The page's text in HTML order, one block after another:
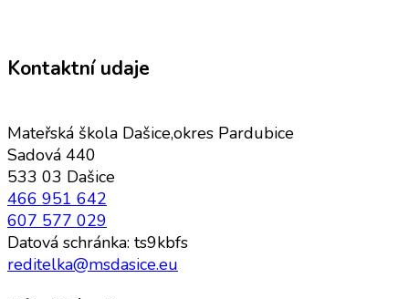
Kontaktní udaje
Mateřská škola Dašice,okres Pardubice
Sadová 440
533 03 Dašice
466 951 642
607 577 029
Datová schránka: ts9kbfs
reditelka@msdasice.eu